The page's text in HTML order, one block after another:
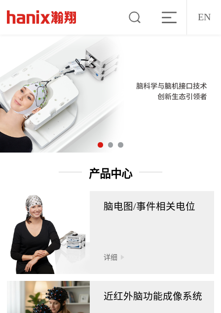
EN
产品中心
脑电图/事件相关电位
详细
近红外脑功能成像系统